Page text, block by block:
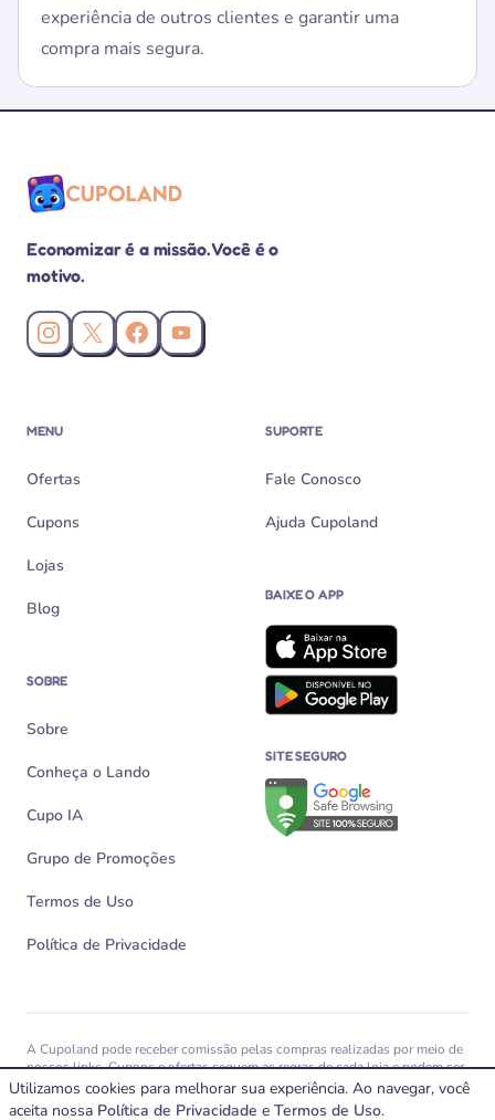
experiência de outros clientes e garantir uma
compra mais segura.
Economizar é a missão. Você é o
motivo.
Instagram da Cupoland
X (Twitter) da Cupoland
Facebook da Cupoland
Canal da Cupoland no YouTube
MENU
Ofertas
Cupons
Lojas
Blog
SOBRE
Sobre
Conheça o Lando
Cupo IA
Grupo de Promoções
Termos de Uso
Política de Privacidade
SUPORTE
Fale Conosco
Ajuda Cupoland
BAIXE O APP
SITE SEGURO
Verificação de site seguro
A Cupoland pode receber comissão pelas compras realizadas por meio de
nossos links. Cupons e ofertas seguem as regras de cada loja e podem ser
alterados, expirar ou não funcionar a qualquer momento.
© 2026 Cupoland Veiculação e Divulgação Virtual Ltda – CNPJ
Utilizamos cookies para melhorar sua experiência. Ao navegar, você
aceita nossa Política de Privacidade e Termos de Uso.